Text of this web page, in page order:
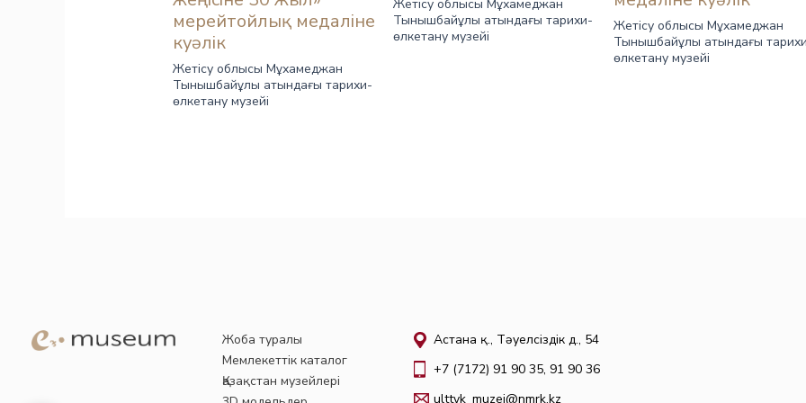
мерейтойлық медаліне
куәлік
Жетісу облысы Мұхамеджан
Тынышбайұлы атындағы тарихи-
өлкетану музейі
Жетісу облысы Мұхамеджан
Тынышбайұлы атындағы тарихи-
өлкетану музейі
Жетісу облысы Мұхамеджан
Тынышбайұлы атындағы
өлкетану музейі
Жоба туралы
Мемлекеттік каталог
Қазақстан музейлері
Астана қ., Тәуелсіздік д., 54
+7 (7172) 91 90 35, 91 90 36
ulttyk_muzei@nmrk.kz